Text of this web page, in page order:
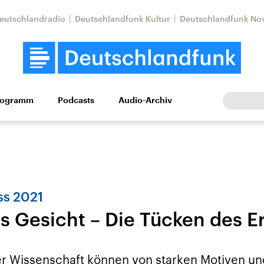
Deutschlandfunk Kultur Deutschlandfunk
Wissen Kultur Europa
Beiträge,
Aktuelle Lage und
Aktuelle Lage und
Podcasts Audio-Archiv
2021
Gesicht – Die Tücken des
Wissenschaft können von starken Motiven